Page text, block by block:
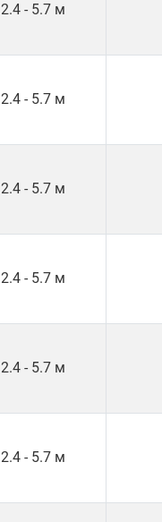
2.4 - 5.7 м
2.4 - 5.7 м
2.4 - 5.7 м
2.4 - 5.7 м
2.4 - 5.7 м
2.4 - 5.7 м